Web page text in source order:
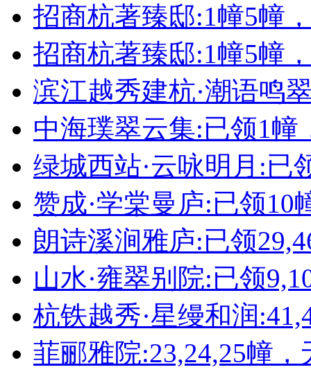
招商杭著臻邸:1幢5幢
招商杭著臻邸:1幢5幢
滨江越秀建杭·潮语鸣
中海璞翠云集:已领1幢
绿城西站·云咏明月:已
赞成·学棠曼庐:已领10
朗诗溪涧雅庐:已领
山水·雍翠别院:已领
杭铁越秀·星缦和润
菲郦雅院:23,24,25幢，